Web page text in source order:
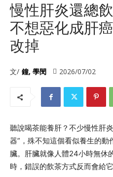
慢性肝炎還總
不想惡化成肝
改掉
文/ 鐘, 學閔 2026/07/02
聽說喝茶能養肝？不少慢性肝
器”，殊不知這個看似養生的
臟。肝臟就像人體24小時無休
時，錯誤的飲茶方式反而會給它